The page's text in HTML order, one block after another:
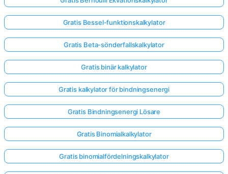
Gratis Bessel-funktionskalkylator
Gratis Beta-sönderfallskalkylator
Gratis binär kalkylator
Gratis kalkylator för bindningsenergi
Gratis Bindningsenergi Lösare
Gratis Binomialkalkylator
Gratis binomialfördelningskalkylator